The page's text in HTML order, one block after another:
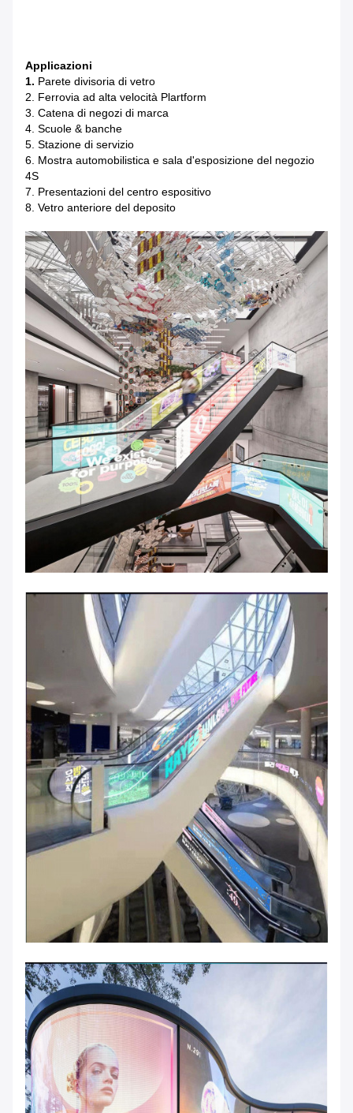
Applicazioni
1. Parete divisoria di vetro
2. Ferrovia ad alta velocità Plartform
3. Catena di negozi di marca
4. Scuole & banche
5. Stazione di servizio
6. Mostra automobilistica e sala d'esposizione del negozio
4S
7. Presentazioni del centro espositivo
8. Vetro anteriore del deposito